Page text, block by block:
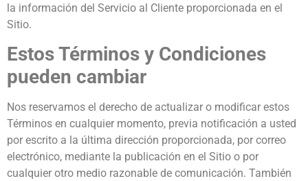
la información del Servicio al Cliente proporcionada en el
Sitio.
Estos Términos y Condiciones
pueden cambiar
Nos reservamos el derecho de actualizar o modificar estos
Términos en cualquier momento, previa notificación a usted
por escrito a la última dirección proporcionada, por correo
electrónico, mediante la publicación en el Sitio o por
cualquier otro medio razonable de comunicación. También